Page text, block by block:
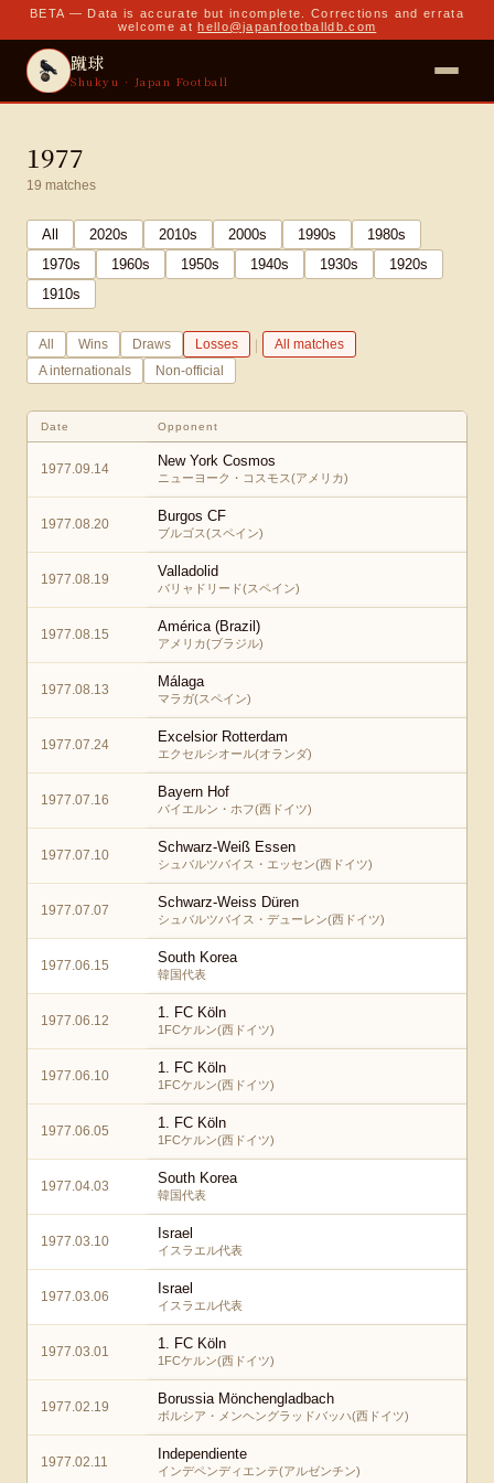
BETA — Data is accurate but incomplete. Corrections and errata
welcome at hello@japanfootballdb.com
蹴球
Shukyu · Japan Football
1977
19 matches
All 2020s 2010s 2000s 1990s 1980s
1970s 1960s 1950s 1940s 1930s 1920s
1910s
All Wins Draws Losses |
All matches
A internationals
Non-official
Date Opponent
1977.09.14 New York Cosmos
ニューヨーク・コスモス(アメリカ)
1977.08.20 Burgos CF
ブルゴス(スペイン)
1977.08.19 Valladolid
バリャドリード(スペイン)
1977.08.15 América (Brazil)
アメリカ(ブラジル)
1977.08.13 Málaga
マラガ(スペイン)
1977.07.24 Excelsior Rotterdam
エクセルシオール(オランダ)
1977.07.16 Bayern Hof
バイエルン・ホフ(西ドイツ)
1977.07.10 Schwarz-Weiß Essen
シュバルツバイス・エッセン(西ドイツ)
1977.07.07 Schwarz-Weiss Düren
シュバルツバイス・デューレン(西ドイツ)
1977.06.15 South Korea
韓国代表
1977.06.12 1. FC Köln
1FCケルン(西ドイツ)
1977.06.10 1. FC Köln
1FCケルン(西ドイツ)
1977.06.05 1. FC Köln
1FCケルン(西ドイツ)
1977.04.03 South Korea
韓国代表
1977.03.10 Israel
イスラエル代表
1977.03.06 Israel
イスラエル代表
1977.03.01 1. FC Köln
1FCケルン(西ドイツ)
1977.02.19 Borussia Mönchengladbach
ボルシア・メンヘングラッドバッハ(西ドイツ)
1977.02.11 Independiente
インデペンディエンテ(アルゼンチン)